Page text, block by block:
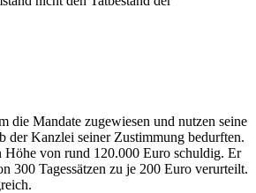
die Mandate zugewiesen und nutzen seine
der Kanzlei seiner Zustimmung bedurften.
Höhe von rund 120.000 Euro schuldig. Er
300 Tagessätzen zu je 200 Euro verurteilt.